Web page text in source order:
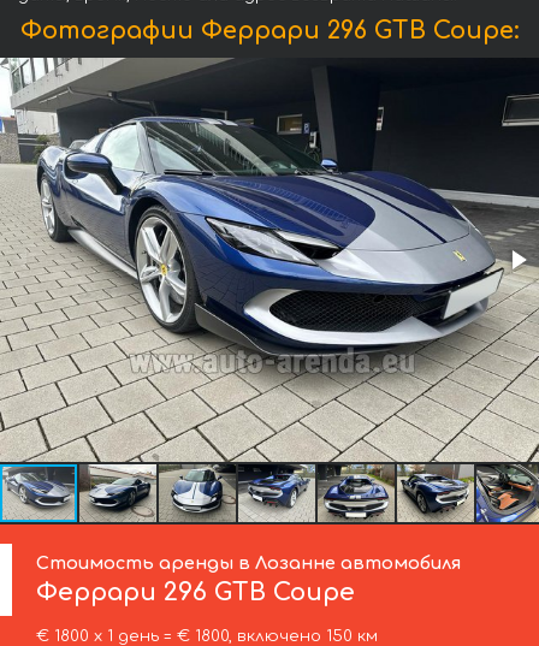
Фотографии Феррари 296 GTB Coupe:
Стоимость аренды в Лозанне автомобиля
Феррари 296 GTB Coupe
€ 1800 х 1 день = € 1800, включено 150 км